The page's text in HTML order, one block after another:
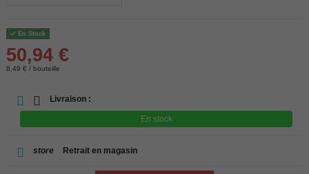
En Stock
50,94 €
8,49 € / bouteille
Livraison :
En stock
store Retrait en magasin